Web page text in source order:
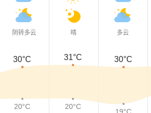
阴转多云 晴 多云
30°C 31°C 30°C
20°C 20°C